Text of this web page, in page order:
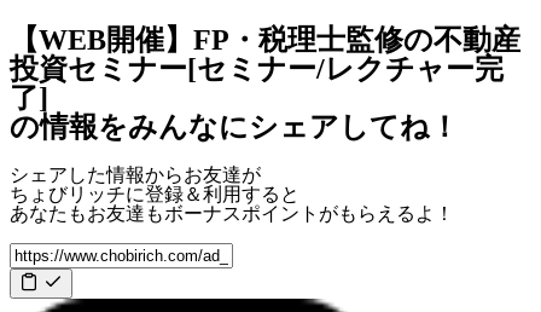
【WEB開催】FP・税理士監修の不動産
投資セミナー[セミナー/レクチャー完
了]
の情報をみんなにシェアしてね！
シェアした情報からお友達が
ちょびリッチに登録＆利用すると
あなたもお友達もボーナスポイント がもらえるよ！